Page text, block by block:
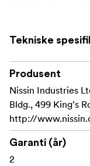
Tekniske
Produsent
Nissin Industries
Bldg., 499 King's
http://
Garanti (år)
2